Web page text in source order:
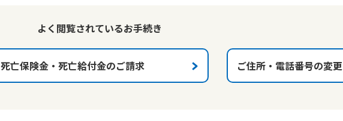
よく閲覧されているお手続き
死亡保険金・死亡給付金のご請求 ご住所・電話番号の変更